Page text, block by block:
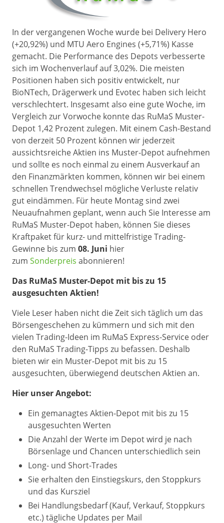
In der vergangenen Woche wurde bei Delivery Hero
(+20,92%) und MTU Aero Engines (+5,71%) Kasse
gemacht. Die Performance des Depots verbesserte
sich im Wochenverlauf auf 3,02%. Die meisten
Positionen haben sich positiv entwickelt, nur
BioNTech, Drägerwerk und Evotec haben sich leicht
verschlechtert. Insgesamt also eine gute Woche, im
Vergleich zur Vorwoche konnte das RuMaS Muster-
Depot 1,42 Prozent zulegen. Mit einem Cash-Bestand
von derzeit 50 Prozent können wir jederzeit
aussichtsreiche Aktien ins Muster-Depot aufnehmen
und sollte es noch einmal zu einem Ausverkauf an
den Finanzmärkten kommen, können wir bei einem
schnellen Trendwechsel mögliche Verluste relativ
gut eindämmen. Für heute Montag sind zwei
Neuaufnahmen geplant, wenn auch Sie Interesse am
RuMaS Muster-Depot haben, können Sie dieses
Kraftpaket für kurz- und mittelfristige Trading-
Gewinne bis zum 08. Juni hier
zum Sonderpreis abonnieren!
Das RuMaS Muster-Depot mit bis zu 15
ausgesuchten Aktien!
Viele Leser haben nicht die Zeit sich täglich um das
Börsengeschehen zu kümmern und sich mit den
vielen Trading-Ideen im RuMaS Express-Service oder
den RuMaS Trading-Tipps zu befassen. Deshalb
bieten wir ein Muster-Depot mit bis zu 15
ausgesuchten, überwiegend deutschen Aktien an.
Hier unser Angebot:
Ein gemanagtes Aktien-Depot mit bis zu 15
ausgesuchten Werten
Die Anzahl der Werte im Depot wird je nach
Börsenlage und Chancen unterschiedlich sein
Long- und Short-Trades
Sie erhalten den Einstiegskurs, den Stoppkurs
und das Kursziel
Bei Handlungsbedarf (Kauf, Verkauf, Stoppkurs
etc.) tägliche Updates per Mail